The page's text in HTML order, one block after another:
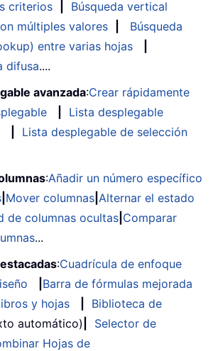
criterios
Búsqueda vertical
múltiples valores
Búsqueda
entre varias hojas
difusa....
avanzada:Crear rápidamente
Lista desplegable
Lista desplegable de selección
:Añadir un número específico
Mover columnas Alternar el estado
de columnas ocultas Comparar
...
:Cuadrícula de enfoque
Barra de fórmulas mejorada
y hojas
Biblioteca de
automático)
Selector de
Hojas de